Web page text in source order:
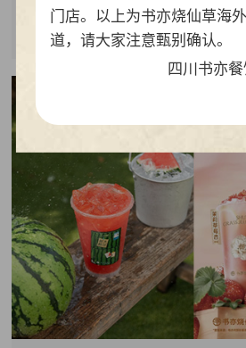
查看详情
门店。以上为书亦烧仙草海
道，请大家注意甄别确认。
四川书亦